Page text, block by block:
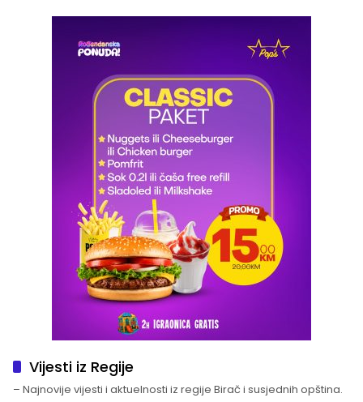
Vijesti iz Regije
– Najnovije vijesti i aktuelnosti iz regije Birač i susjednih opština.